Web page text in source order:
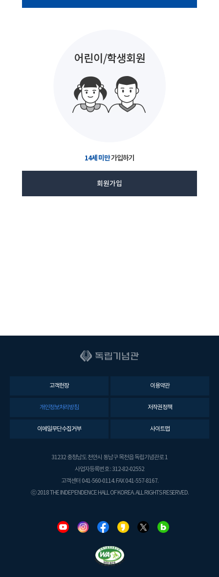
14세 미만가입하기
회원가입
고객헌장 이용약관
개인정보처리방침 저작권정책
이메일무단수집거부 사이트맵
31232 충청남도 천안시 동남구 목천읍 독립기념관로 1
사업자등록번호 : 312-82-02552
고객센터 041-560-0114. FAX 041-557-8167.
ⓒ 2018 THE INDEPENDENCE HALL OF KOREA. ALL RIGHTS RESERVED.